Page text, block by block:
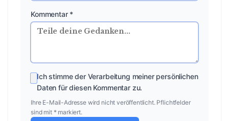
Kommentar *
Ich stimme der Verarbeitung meiner persönlichen
Daten für diesen Kommentar zu.
Ihre E-Mail-Adresse wird nicht veröffentlicht. Pflichtfelder
sind mit * markiert.